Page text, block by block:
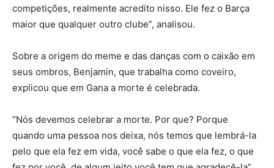
competições, realmente acredito nisso. Ele fez o Barça
maior que qualquer outro clube”, analisou.
Sobre a origem do meme e das danças com o caixão em
seus ombros, Benjamin, que trabalha como coveiro,
explicou que em Gana a morte é celebrada.
“Nós devemos celebrar a morte. Por que? Porque
quando uma pessoa nos deixa, nós temos que lembrá-la
pelo que ela fez em vida, você sabe o que ela fez, o que